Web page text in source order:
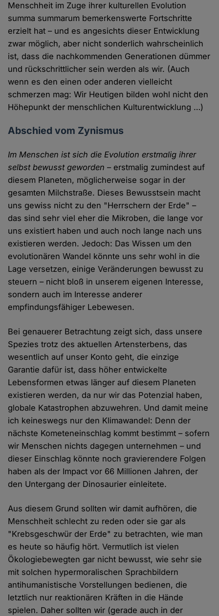
Menschheit im Zuge ihrer kulturellen Evolution
summa summarum bemerkenswerte Fortschritte
erzielt hat – und es angesichts dieser Entwicklung
zwar möglich, aber nicht sonderlich wahrscheinlich
ist, dass die nachkommenden Generationen dümmer
und rückschrittlicher sein werden als wir. (Auch
wenn es den einen oder anderen vielleicht
schmerzen mag: Wir Heutigen bilden wohl nicht den
Höhepunkt der menschlichen Kulturentwicklung …)
Abschied vom Zynismus
Im Menschen ist sich die Evolution erstmalig ihrer
selbst bewusst geworden – erstmalig zumindest auf
diesem Planeten, möglicherweise sogar in der
gesamten Milchstraße. Dieses Bewusstsein macht
uns gewiss nicht zu den "Herrschern der Erde" –
das sind sehr viel eher die Mikroben, die lange vor
uns existiert haben und auch noch lange nach uns
existieren werden. Jedoch: Das Wissen um den
evolutionären Wandel könnte uns sehr wohl in die
Lage versetzen, einige Veränderungen bewusst zu
steuern – nicht bloß in unserem eigenen Interesse,
sondern auch im Interesse anderer
empfindungsfähiger Lebewesen.
Bei genauerer Betrachtung zeigt sich, dass unsere
Spezies trotz des aktuellen Artensterbens, das
wesentlich auf unser Konto geht, die einzige
Garantie dafür ist, dass höher entwickelte
Lebensformen etwas länger auf diesem Planeten
existieren werden, da nur wir das Potenzial haben,
globale Katastrophen abzuwehren. Und damit meine
ich keineswegs nur den Klimawandel: Denn der
nächste Kometeneinschlag kommt bestimmt – sofern
wir Menschen nichts dagegen unternehmen – und
dieser Einschlag könnte noch gravierendere Folgen
haben als der Impact vor 66 Millionen Jahren, der
den Untergang der Dinosaurier einleitete.
Aus diesem Grund sollten wir damit aufhören, die
Menschheit schlecht zu reden oder sie gar als
"Krebsgeschwür der Erde" zu betrachten, wie man
es heute so häufig hört. Vermutlich ist vielen
Ökologiebewegten gar nicht bewusst, wie sehr sie
mit solchen hypermoralischen Sprachbildern
antihumanistische Vorstellungen bedienen, die
letztlich nur reaktionären Kräften in die Hände
spielen. Daher sollten wir (gerade auch in der